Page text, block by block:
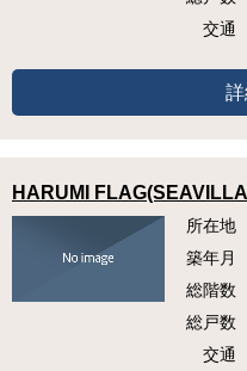
交通
HARUMI
所在地
築年月
総階数
総戸数
交通